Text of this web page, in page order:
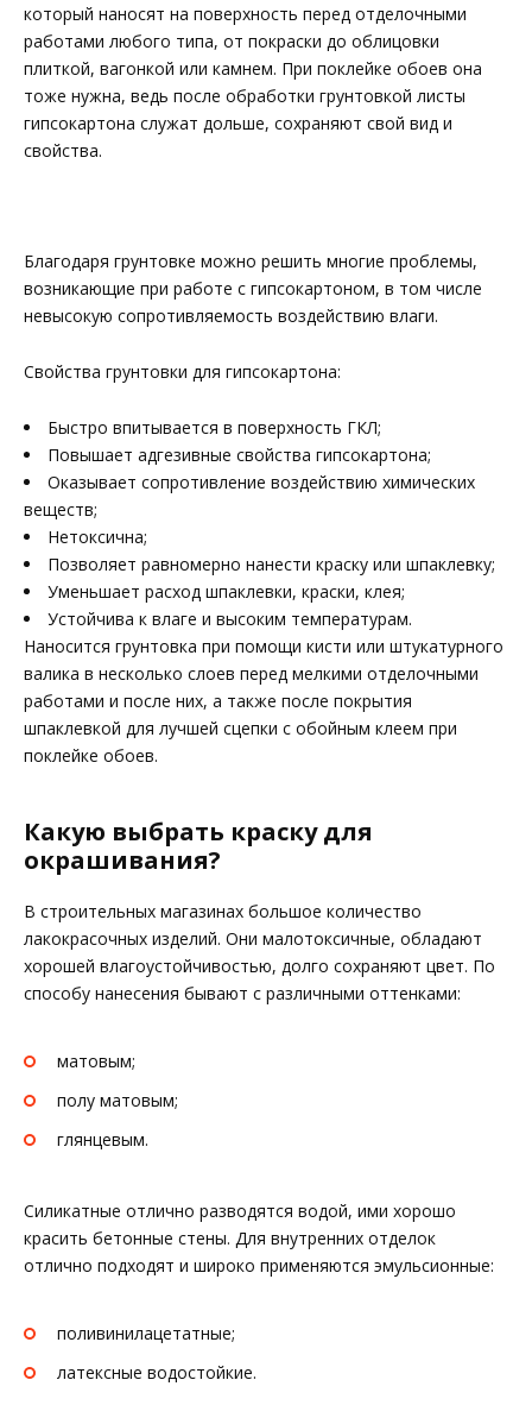
который наносят на поверхность перед отделочными
работами любого типа, от покраски до облицовки
плиткой, вагонкой или камнем. При поклейке обоев она
тоже нужна, ведь после обработки грунтовкой листы
гипсокартона служат дольше, сохраняют свой вид и
свойства.
Благодаря грунтовке можно решить многие проблемы,
возникающие при работе с гипсокартоном, в том числе
невысокую сопротивляемость воздействию влаги.
Свойства грунтовки для гипсокартона:
Быстро впитывается в поверхность ГКЛ;
Повышает адгезивные свойства гипсокартона;
Оказывает сопротивление воздействию химических
веществ;
Нетоксична;
Позволяет равномерно нанести краску или шпаклевку;
Уменьшает расход шпаклевки, краски, клея;
Устойчива к влаге и высоким температурам.
Наносится грунтовка при помощи кисти или штукатурного
валика в несколько слоев перед мелкими отделочными
работами и после них, а также после покрытия
шпаклевкой для лучшей сцепки с обойным клеем при
поклейке обоев.
Какую выбрать краску для
окрашивания?
В строительных магазинах большое количество
лакокрасочных изделий. Они малотоксичные, обладают
хорошей влагоустойчивостью, долго сохраняют цвет. По
способу нанесения бывают с различными оттенками:
матовым;
полу матовым;
глянцевым.
Силикатные отлично разводятся водой, ими хорошо
красить бетонные стены. Для внутренних отделок
отлично подходят и широко применяются эмульсионные:
поливинилацетатные;
латексные водостойкие.